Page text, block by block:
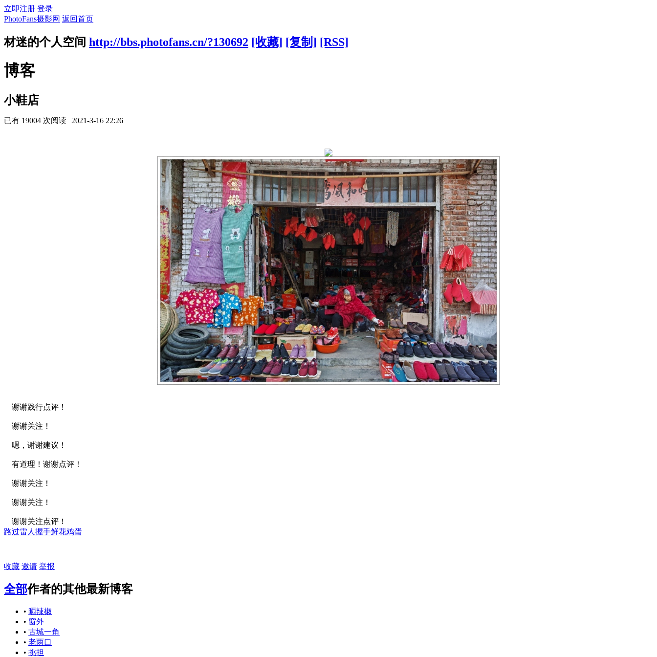
立即注册 登录
PhotoFans摄影网 返回首页
材迷的个人空间 http://bbs.photofans.cn/?130692 [收藏] [复制] [RSS]
博客
小鞋店
已有 19004 次阅读 2021-3-16 22:26
谢谢践行点评！
谢谢关注！
嗯，谢谢建议！
有道理！谢谢点评！
谢谢关注！
谢谢关注！
谢谢关注点评！
路过雷人 握手鲜花鸡蛋
收藏 邀请 举报
全部作者的其他最新博客
• 晒辣椒
• 窗外
• 古城一角
• 老两口
• 挑担